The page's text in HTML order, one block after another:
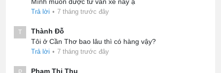
Trả lời • 7 tháng trước đây
T
Thành Đỗ
Tôi ở Cần Thơ bao lâu thì có hàng vậy?
Trả lời • 7 tháng trước đây
Phạm Thị Thu